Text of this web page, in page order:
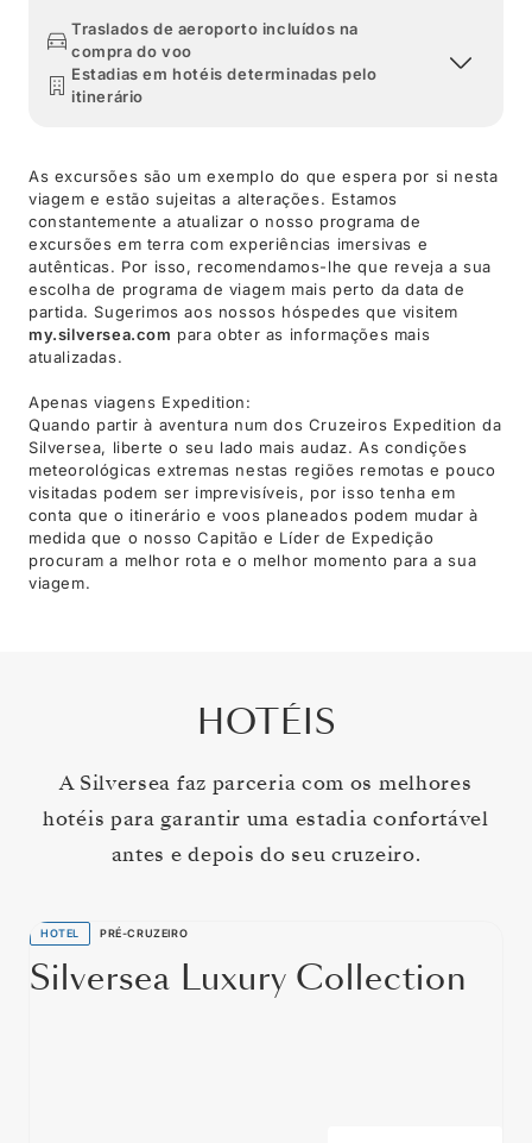
Traslados de aeroporto incluídos na
compra do voo
Estadias em hotéis determinadas pelo
itinerário
As excursões são um exemplo do que espera por si nesta
viagem e estão sujeitas a alterações. Estamos
constantemente a atualizar o nosso programa de
excursões em terra com experiências imersivas e
autênticas. Por isso, recomendamos-lhe que reveja a sua
escolha de programa de viagem mais perto da data de
partida. Sugerimos aos nossos hóspedes que visitem
my.silversea.com para obter as informações mais
atualizadas.
Apenas viagens Expedition:
Quando partir à aventura num dos Cruzeiros Expedition da
Silversea, liberte o seu lado mais audaz. As condições
meteorológicas extremas nestas regiões remotas e pouco
visitadas podem ser imprevisíveis, por isso tenha em
conta que o itinerário e voos planeados podem mudar à
medida que o nosso Capitão e Líder de Expedição
procuram a melhor rota e o melhor momento para a sua
viagem.
HOTÉIS
A Silversea faz parceria com os melhores
hotéis para garantir uma estadia confortável
antes e depois do seu cruzeiro.
HOTEL PRÉ-CRUZEIRO
Silversea Luxury Collection